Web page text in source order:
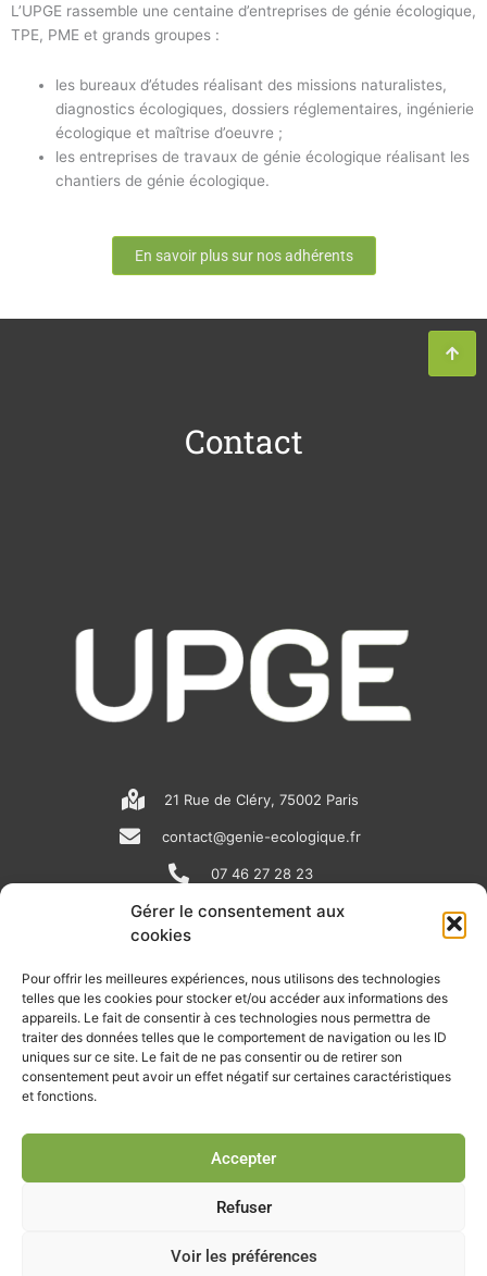
Gérer le consentement aux
cookies
Pour offrir les meilleures expériences, nous utilisons des technologies
telles que les cookies pour stocker et/ou accéder aux informations des
appareils. Le fait de consentir à ces technologies nous permettra de
traiter des données telles que le comportement de navigation ou les ID
uniques sur ce site. Le fait de ne pas consentir ou de retirer son
consentement peut avoir un effet négatif sur certaines caractéristiques
et fonctions.
Accepter
Refuser
Voir les préférences
L’UPGE rassemble une centaine d’entreprises de génie écologique,
TPE, PME et grands groupes :
les bureaux d’études réalisant des missions naturalistes,
diagnostics écologiques, dossiers réglementaires, ingénierie
écologique et maîtrise d’oeuvre ;
les entreprises de travaux de génie écologique réalisant les
chantiers de génie écologique.
En savoir plus sur nos adhérents
Contact
21 Rue de Cléry, 75002 Paris
contact@genie-ecologique.fr
07 46 27 28 23
N
e
w
s
p
p
e
i
n
k
e
i
n
o
u
t
u
e
RECEVOIR L'ACTU DE LA FILIÈRE
Retrouvez tous les mois les articles terrain de nos adhérents, les
rendez-vous importants de la filière, nos offres de stages et
Je m'abonne à la lettre d'info